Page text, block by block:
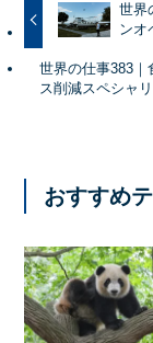
世界
ンオ
世界の仕事383｜
ス削減スペシャ
おすすめ